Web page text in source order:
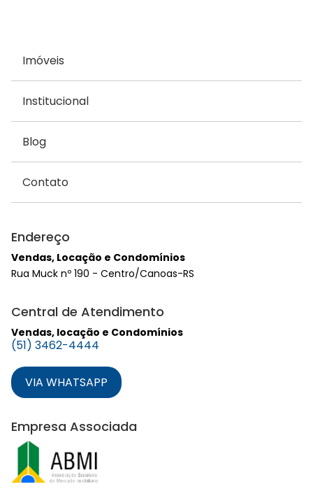
Imóveis
Institucional
Blog
Contato
Endereço
Vendas, Locação e Condomínios
Rua Muck nº 190 - Centro/Canoas-RS
Central de Atendimento
Vendas, locação e Condomínios
(51) 3462-4444
VIA WHATSAPP
Empresa Associada